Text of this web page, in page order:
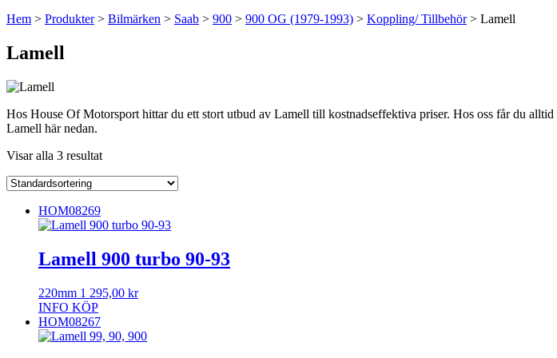
Hem > Produkter> Bilmärken > Saab > 900 > 900 OG (1979-1993) > Koppling/ Tillbehör> Lamell
Lamell
Hos House Of Motorsport hittar du ett stort utbud av Lamell till kostnadseffektiva priser. Hos oss får du
Lamell här nedan.
Visar alla 3 resultat
HOM08269
Lamell 900 turbo 90-93
220mm 1 295,00 kr
INFO KÖP
HOM08267